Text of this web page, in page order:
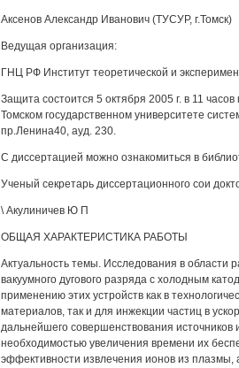
Аксенов Александр Иванович (ТУСУР, г.Томск)
Ведущая организация:
ГНЦ РФ Институт теоретической и
Защита состоится 5 октября 2005 г. в 11
Томском государственном университете
пр.Ленина40, ауд. 230.
С диссертацией можно ознакомиться в
Ученый секретарь диссертационного сои
\ Акулиничев Ю П
ОБЩАЯ ХАРАКТЕРИСТИКА РАБОТЫ
Актуальность темы. Исследования в области
вакуумного дугового разряда с холодным
применению этих устройств как в
материалов, так и для инжекции частиц в
дальнейшего совершенствования источников
необходимостью увеличения времени их
эффективности извлечения ионов из плазмы,